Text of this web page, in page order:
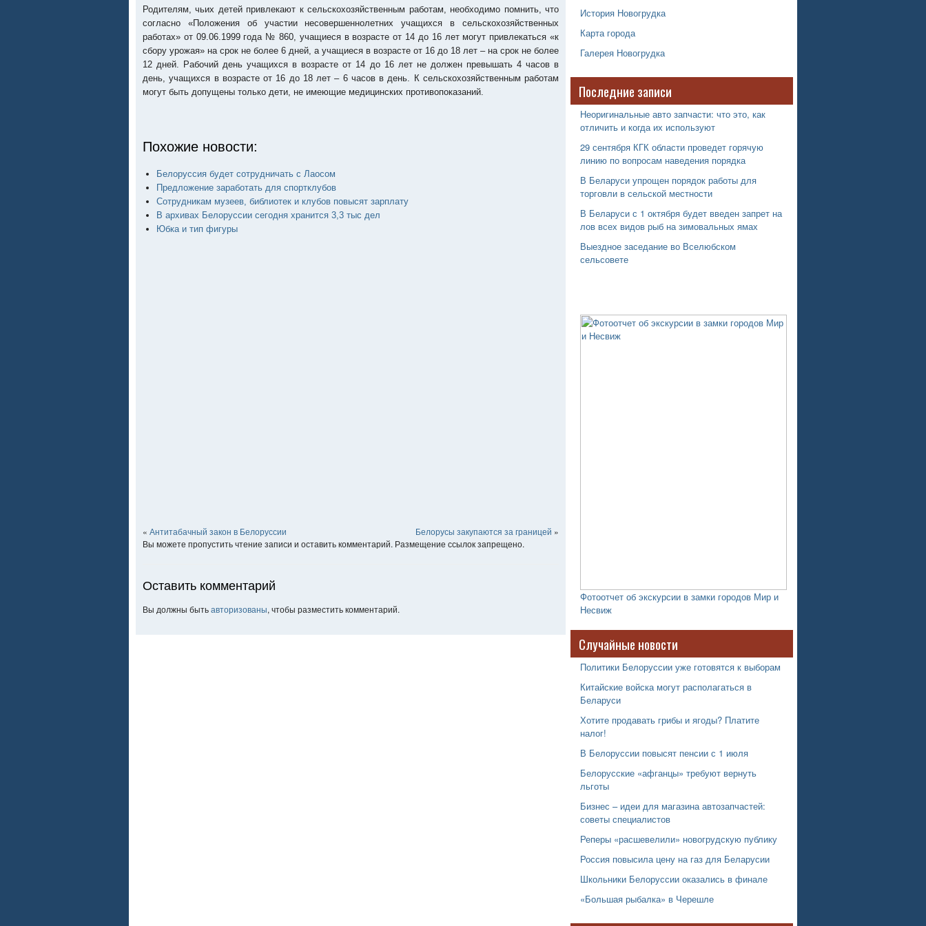
Родителям, чьих детей привлекают к сельскохозяйственным работам, необходимо помнить, что
согласно «Положения об участии несовершеннолетних учащихся в сельскохозяйственных
работах» от 09.06.1999 года № 860, учащиеся в возрасте от 14 до 16 лет могут привлекаться «к
сбору урожая» на срок не более 6 дней, а учащиеся в возрасте от 16 до 18 лет – на срок не более
12 дней. Рабочий день учащихся в возрасте от 14 до 16 лет не должен превышать 4 часов в
день, учащихся в возрасте от 16 до 18 лет – 6 часов в день. К сельскохозяйственным работам
могут быть допущены только дети, не имеющие медицинских противопоказаний.
Похожие новости:
Белоруссия будет сотрудничать с Лаосом
Предложение заработать для спортклубов
Сотрудникам музеев, библиотек и клубов повысят зарплату
В архивах Белоруссии сегодня хранится 3,3 тыс дел
Юбка и тип фигуры
« Антитабачный закон в Белоруссии Белорусы закупаются за границей »
Вы можете пропустить чтение записи и оставить комментарий. Размещение ссылок запрещено.
Оставить комментарий
Вы должны бытьавторизованы, чтобы разместить комментарий.
История Новогрудка
Карта города
Галерея Новогрудка
Последние записи
Неоригинальные авто запчасти: что это, как
отличить и когда их используют
29 сентября КГК области проведет горячую
линию по вопросам наведения порядка
В Беларуси упрощен порядок работы для
торговли в сельской местности
В Беларуси с 1 октября будет введен запрет на
лов всех видов рыб на зимовальных ямах
Выездное заседание во Вселюбском
сельсовете
Фотоотчет об экскурсии в замки городов Мир и
Несвиж
Случайные новости
Политики Белоруссии уже готовятся к выборам
Китайские войска могут располагаться в
Беларуси
Хотите продавать грибы и ягоды? Платите
налог!
В Белоруссии повысят пенсии с 1 июля
Белорусские «афганцы» требуют вернуть
льготы
Бизнес – идеи для магазина автозапчастей:
советы специалистов
Реперы «расшевелили» новогрудскую публику
Россия повысила цену на газ для Беларусии
Школьники Белоруссии оказались в финале
«Большая рыбалка» в Черешле